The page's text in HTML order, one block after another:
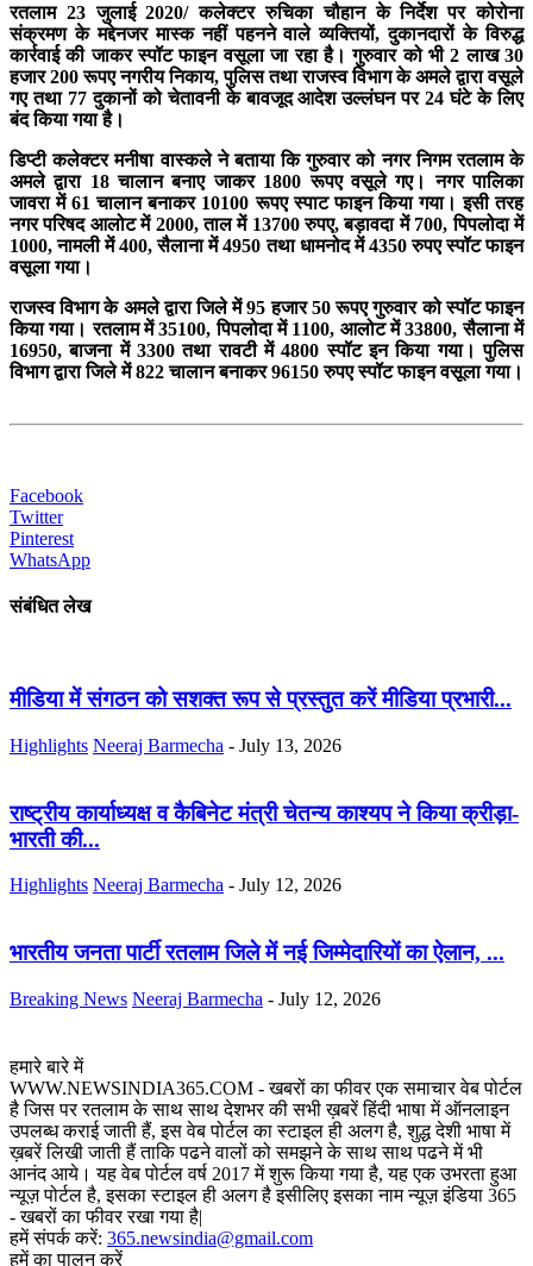
रतलाम 23 जुलाई 2020/ कलेक्टर रुचिका चौहान के निर्देश पर कोरोना
संक्रमण के मद्देनजर मास्क नहीं पहनने वाले व्यक्तियों, दुकानदारों के विरुद्ध
कार्रवाई की जाकर स्पॉट फाइन वसूला जा रहा है। गुरुवार को भी 2 लाख 30
हजार 200 रूपए नगरीय निकाय, पुलिस तथा राजस्व विभाग के अमले द्वारा वसूले
गए तथा 77 दुकानों को चेतावनी के बावजूद आदेश उल्लंघन पर 24 घंटे के लिए
बंद किया गया है।
डिप्टी कलेक्टर मनीषा वास्कले ने बताया कि गुरुवार को नगर निगम रतलाम के
अमले द्वारा 18 चालान बनाए जाकर 1800 रूपए वसूले गए। नगर पालिका
जावरा में 61 चालान बनाकर 10100 रूपए स्पाट फाइन किया गया। इसी तरह
नगर परिषद आलोट में 2000, ताल में 13700 रुपए, बड़ावदा में 700, पिपलोदा में
1000, नामली में 400, सैलाना में 4950 तथा धामनोद में 4350 रुपए स्पॉट फाइन
वसूला गया।
राजस्व विभाग के अमले द्वारा जिले में 95 हजार 50 रूपए गुरुवार को स्पॉट फाइन
किया गया। रतलाम में 35100, पिपलोदा में 1100, आलोट में 33800, सैलाना में
16950, बाजना में 3300 तथा रावटी में 4800 स्पॉट इन किया गया। पुलिस
विभाग द्वारा जिले में 822 चालान बनाकर 96150 रुपए स्पॉट फाइन वसूला गया।
Facebook
Twitter
Pinterest
WhatsApp
संबंधित लेख
मीडिया में संगठन को सशक्त रूप से प्रस्तुत करें मीडिया प्रभारी...
Highlights Neeraj Barmecha - July 13, 2026
राष्ट्रीय कार्याध्यक्ष व कैबिनेट मंत्री चेतन्य काश्यप ने किया क्रीड़ा-
भारती की...
Highlights Neeraj Barmecha - July 12, 2026
भारतीय जनता पार्टी रतलाम जिले में नई जिम्मेदारियों का ऐलान, ...
Breaking News Neeraj Barmecha - July 12, 2026
हमारे बारे में
WWW.NEWSINDIA365.COM - खबरों का फीवर एक समाचार वेब पोर्टल
है जिस पर रतलाम के साथ साथ देशभर की सभी ख़बरें हिंदी भाषा में ऑनलाइन
उपलब्ध कराई जाती हैं, इस वेब पोर्टल का स्टाइल ही अलग है, शुद्ध देशी भाषा में
ख़बरें लिखी जाती हैं ताकि पढने वालों को समझने के साथ साथ पढने में भी
आनंद आये। यह वेब पोर्टल वर्ष 2017 में शुरू किया गया है, यह एक उभरता हुआ
न्यूज़ पोर्टल है, इसका स्टाइल ही अलग है इसीलिए इसका नाम न्यूज़ इंडिया 365
- खबरों का फीवर रखा गया है|
हमें संपर्क करें: 365.newsindia@gmail.com
हमें का पालन करें